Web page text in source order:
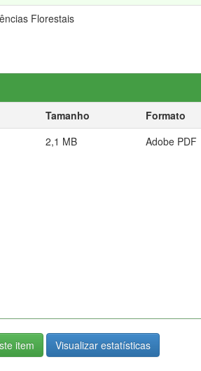
Florestais
Tamanho
Formato
2,1 MB Adobe PDF
item Visualizar estatísticas